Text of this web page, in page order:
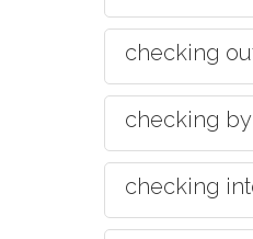
checking
checking by
checking